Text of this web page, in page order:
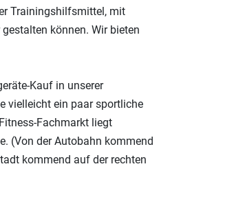
Trainingshilfsmittel, mit
können. Wir bieten
Kauf in unserer
vielleicht ein paar sportliche
Fachmarkt liegt
(Von der Autobahn kommend
kommend auf der rechten